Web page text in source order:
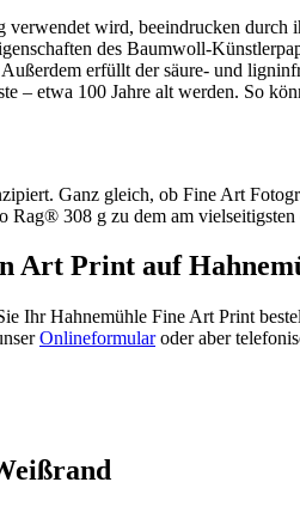
wird, beeindrucken durch
des Baumwoll-
erfüllt der säure- und
– etwa 100 Jahre alt werden. So
Ganz gleich, ob Fine Art
308 g zu dem am
Art Print auf
Ihr Hahnemühle Fine Art Print
Onlineformularoder aber